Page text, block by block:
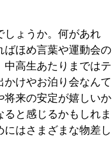
福音書 ルカの福音書
しょうか。何があれ
ほめ言葉や運動会の
高生あたりまではテ
けやお泊り会なんて
来の安定が嬉しいか
と感じるかもしれま
はさまざまな物差し